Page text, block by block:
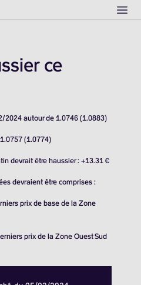
ce
2024 autour de 1.0746 (1.0883)
(1.0774)
devrait être haussier : +13.31 €
devraient être comprises :
prix de base de la Zone
prix de la Zone Ouest Sud